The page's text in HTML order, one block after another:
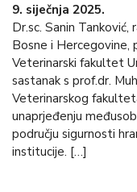
9. siječnja 2025.
Dr.sc. Sanin
Bosne i Hercegovine,
Veterinarski fakultet
sastanak s prof.dr.
Veterinarskog
unaprjeđenju
području sigurnosti
institucije. […]